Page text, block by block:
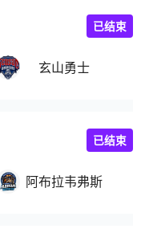
玄山勇士
已结束
阿布拉韦弗斯
已结束